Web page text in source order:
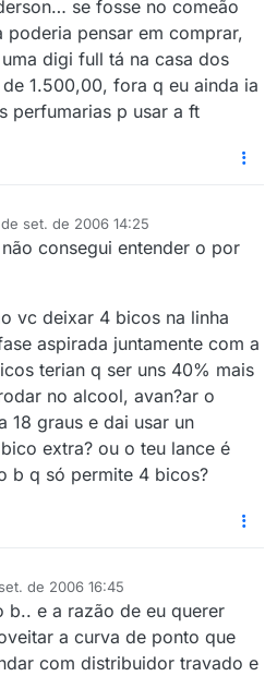
se fosse no comeão
pensar em comprar,
digi full tá na casa dos
1.500,00, fora q eu ainda ia
perfumarias p usar a ft
de set. de 2006 14:25
consegui entender o por
vc deixar 4 bicos na linha
aspirada juntamente com a
terian q ser uns 40% mais
no alcool, avan?ar o
18 graus e dai usar un
extra? ou o teu lance é
b q só permite 4 bicos?
de 2006 16:45
e a razão de eu querer
a curva de ponto que
com distribuidor travado e